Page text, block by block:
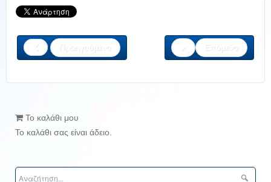
Προηγούμενο Επόμενο
Το καλάθι μου
Το καλάθι σας είναι άδειο.